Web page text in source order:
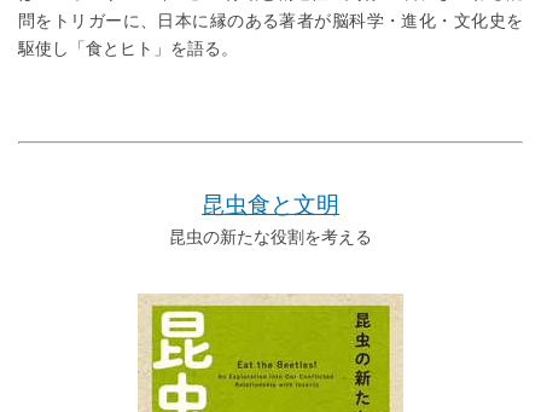
問をトリガーに、日本に縁のある著者が脳科学・進化・文化史を
駆使し「食とヒト」を語る。
昆虫食と文明
昆虫の新たな役割を考える